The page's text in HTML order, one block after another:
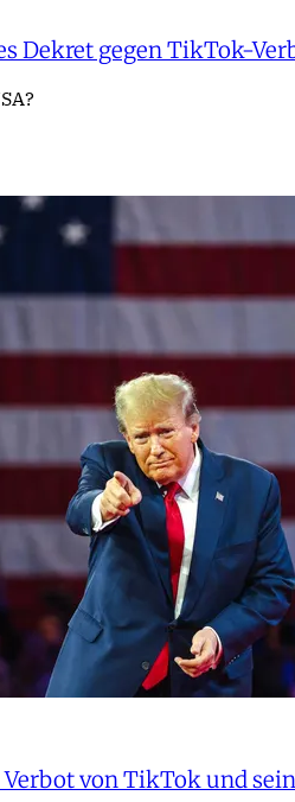
Dekret gegen TikTok-
von TikTok und